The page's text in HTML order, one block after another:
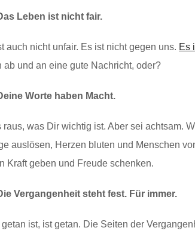
Leben ist nicht fair.
auch nicht unfair. Es ist nicht gegen uns. Es
ab und an eine gute Nachricht, oder?
Worte haben Macht.
raus, was Dir wichtig ist. Aber sei achtsam.
auslösen, Herzen bluten und Menschen
Kraft geben und Freude schenken.
Vergangenheit steht fest. Für immer.
getan ist, ist getan. Die Seiten der